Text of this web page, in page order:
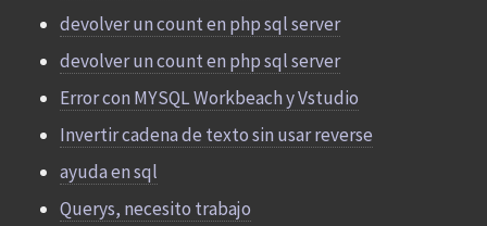
devolver un count en php sql server
devolver un count en php sql server
Error con MYSQL Workbeach y Vstudio
Invertir cadena de texto sin usar reverse
ayuda en sql
Querys, necesito trabajo